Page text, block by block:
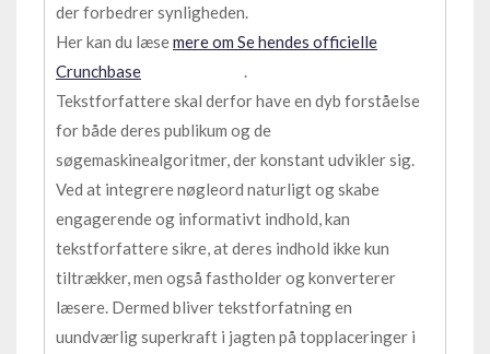
der forbedrer synligheden.
Her kan du læsemere om Se hendes officielle
Crunchbase
.
Tekstforfattere skal derfor have en dyb forståelse
for både deres publikum og de
søgemaskinealgoritmer, der konstant udvikler sig.
Ved at integrere nøgleord naturligt og skabe
engagerende og informativt indhold, kan
tekstforfattere sikre, at deres indhold ikke kun
tiltrækker, men også fastholder og konverterer
læsere. Dermed bliver tekstforfatning en
uundværlig superkraft i jagten på topplaceringer i